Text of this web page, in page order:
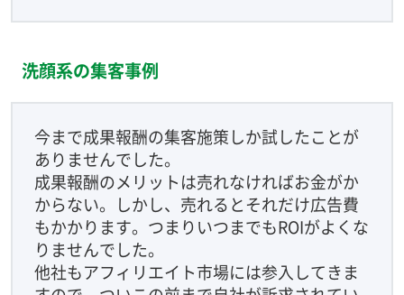
洗顔系の集客事例
今まで成果報酬の集客施策しか試したことが
ありませんでした。
成果報酬のメリットは売れなければお金がか
からない。しかし、売れるとそれだけ広告費
もかかります。つまりいつまでもROIがよくな
りませんでした。
他社もアフィリエイト市場には参入してきま